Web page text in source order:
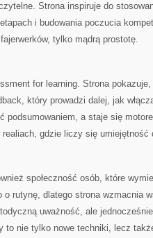
Strona inspiruje do
i budowania poczucia
tylko mądrą prostotę.
for learning. Strona
który prowadzi dalej, jak
podsumowaniem, a staje się
realiach, gdzie liczy się umiejętność
społeczność osób, które
o rutynę, dlatego strona wzmacnia
uważność, ale
to nie tylko nowe techniki, lecz